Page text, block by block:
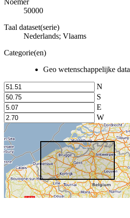
50000
Taal dataset(serie)
Nederlands; Vlaams
Categorie(en)
Geo wetenschappelijke data
N
S
E
W